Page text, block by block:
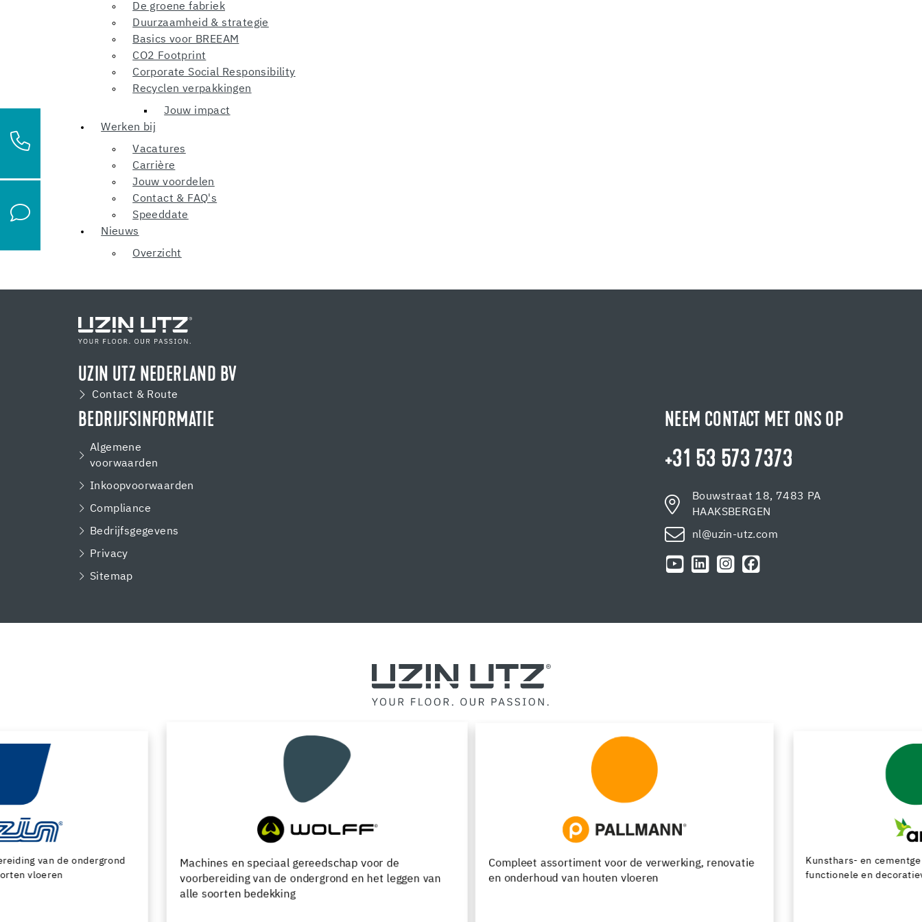
De groene fabriek
Duurzaamheid & strategie
Basics voor BREEAM
CO2 Footprint
Corporate Social Responsibility
Recyclen verpakkingen
Jouw impact
Werken bij
Vacatures
Carrière
Jouw voordelen
Contact & FAQ's
Speeddate
Nieuws
Overzicht
UZIN UTZ NEDERLAND BV
Contact & Route
BEDRIJFSINFORMATIE
Algemene
voorwaarden
Inkoopvoorwaarden
Compliance
Bedrijfsgegevens
Privacy
Sitemap
NEEM CONTACT MET ONS OP
+31 53 573 7373
Bouwstraat 18, 7483 PA
HAAKSBERGEN
nl@uzin-utz.com
Machines en speciaal gereedschap voor de
voorbereiding van de ondergrond en het leggen van
Compleet assortiment voor de verwerking, renovatie
en onderhoud van houten vloeren
Kunsthars- en cementgebonden vloersystemen met
functionele en decoratieve afwerkingsmogelijkheden